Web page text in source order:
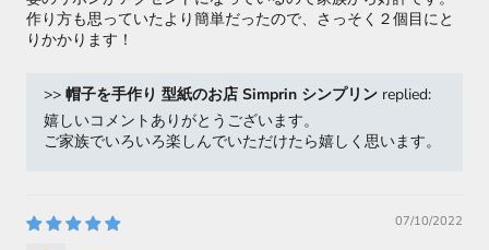
作り方も思っていたより簡単だったので、さっそく２個目にと
りかかります！
>> 帽子を手作り 型紙のお店 Simprin シンプリン replied:
嬉しいコメントありがとうございます。
ご家族でいろいろ楽しんでいただけたら嬉しく思います。
07/10/2022